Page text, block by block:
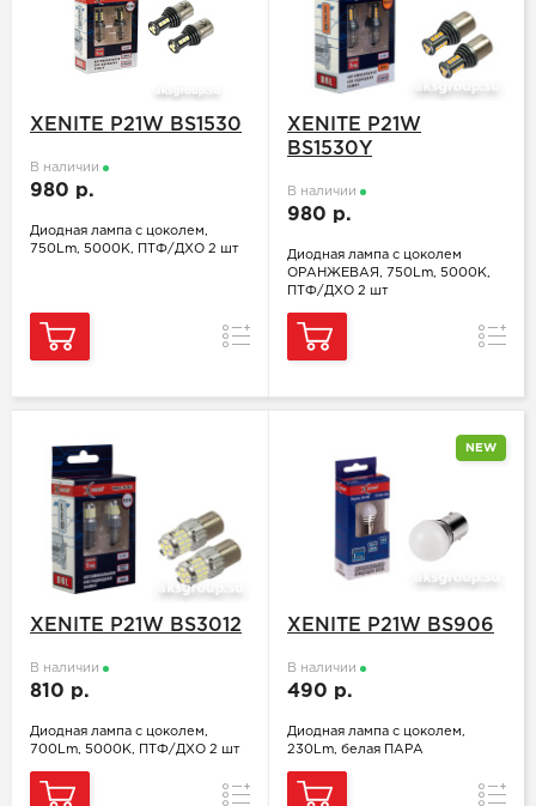
XENITE P21W BS1530
В наличии
980 р.
Диодная лампа с цоколем,
750Lm, 5000K, ПТФ/ДХО 2 шт
Сравнение
XENITE P21W
BS1530Y
В наличии
980 р.
Диодная лампа с цоколем
ОРАНЖЕВАЯ, 750Lm, 5000K,
ПТФ/ДХО 2 шт
XENITE P21W BS3012
В наличии
810 р.
Диодная лампа с цоколем,
700Lm, 5000K, ПТФ/ДХО 2 шт
Сравнение
NEW
XENITE P21W BS906
В наличии
490 р.
Диодная лампа с цоколем,
230Lm, белая ПАРА